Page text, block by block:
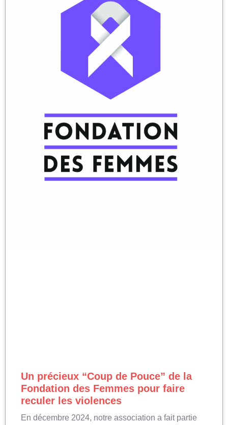
Un précieux “Coup de Pouce” de la
Fondation des Femmes pour faire
reculer les violences
En décembre 2024, notre association a fait partie